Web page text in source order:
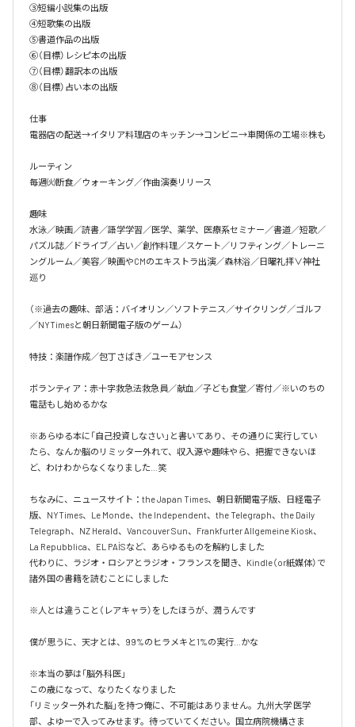
③短編小説集の出版
④短歌集の出版
⑤書道作品の出版
⑥（目標）レシピ本の出版
⑦（目標）翻訳本の出版
⑧（目標）占い本の出版
仕事
電器店の配送→イタリア料理店のキッチン→コンビニ→車関係の工場※株も
ルーティン
毎週㈫断食／ウォーキング／作曲演奏リリース
趣味
水泳／映画／読書／語学学習／医学、薬学、医療系セミナー／書道／短歌／
パズル誌／ドライブ／占い／創作料理／スケート／リフティング／トレーニ
ングルーム／美容／映画やCMのエキストラ出演／森林浴／日曜礼拝∨神社
巡り
（※過去の趣味、部活：バイオリン／ソフトテニス／サイクリング／ゴルフ
／NYTimesと朝日新聞電子版のゲーム）
特技：楽譜作成／包丁さばき／ユーモアセンス
ボランティア：赤十字救急法救急員／献血／子ども食堂／寄付／※いのちの
電話もし始めるかな
※あらゆる本に「自己投資しなさい」と書いてあり、その通りに実行してい
たら、なんか脳のリミッター外れて、収入源や趣味やら、把握できないほ
ど、わけわからなくなりました…笑
ちなみに、ニュースサイト：the Japan Times、朝日新聞電子版、日経電子
版、NYTimes、Le Monde、the Independent、the Telegraph、the Daily
Telegraph、NZ Herald、Vancouver Sun、Frankfurter Allgemeine Kiosk、
La Repubblica、EL PAÍSなど、あらゆるものを解約しました
代わりに、ラジオ・ロシアとラジオ・フランスを聞き、Kindle（or紙媒体）で
諸外国の書籍を読むことにしました
※人とは違うこと（レアキャラ）をしたほうが、潤うんです
僕が思うに、天才とは、99%のヒラメキと1%の実行…かな
※本当の夢は「脳外科医」
この歳になって、なりたくなりました
「リミッター外れた脳」を持つ俺に、不可能はありません。九州大学 医学
部、よゆーで入ってみせます。待っていてください。国立病院機構さま